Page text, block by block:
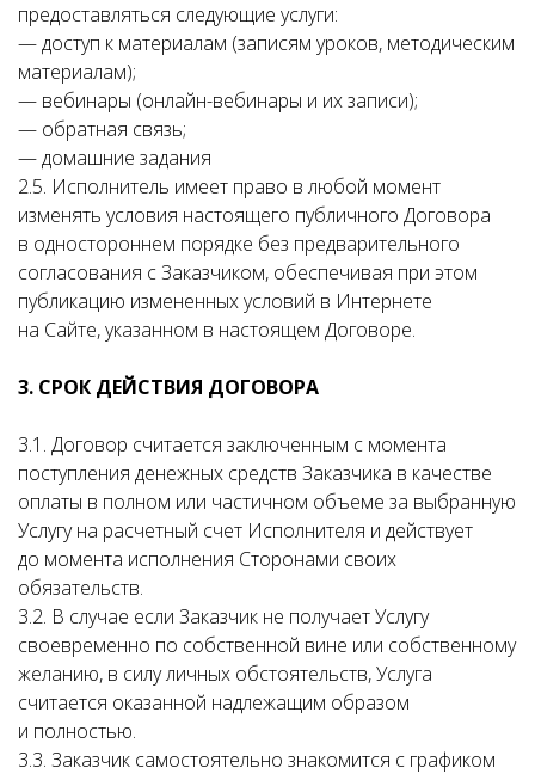
предоставляться следующие услуги:
— доступ к материалам (записям уроков, методическим
материалам);
— вебинары (онлайн-вебинары и их записи);
— обратная связь;
— домашние задания
2.5. Исполнитель имеет право в любой момент
изменять условия настоящего публичного Договора
в одностороннем порядке без предварительного
согласования с Заказчиком, обеспечивая при этом
публикацию измененных условий в Интернете
на Сайте, указанном в настоящем Договоре.
3. СРОК ДЕЙСТВИЯ ДОГОВОРА
3.1. Договор считается заключенным с момента
поступления денежных средств Заказчика в качестве
оплаты в полном или частичном объеме за выбранную
Услугу на расчетный счет Исполнителя и действует
до момента исполнения Сторонами своих
обязательств.
3.2. В случае если Заказчик не получает Услугу
своевременно по собственной вине или собственному
желанию, в силу личных обстоятельств, Услуга
считается оказанной надлежащим образом
и полностью.
3.3. Заказчик самостоятельно знакомится с графиком